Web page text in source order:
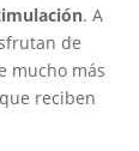
. A
de
mucho más
reciben